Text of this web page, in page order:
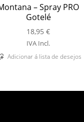
– Spray PRO
Gotelé
18,95€
IVA Incl.
Adicionar á lista de desejos